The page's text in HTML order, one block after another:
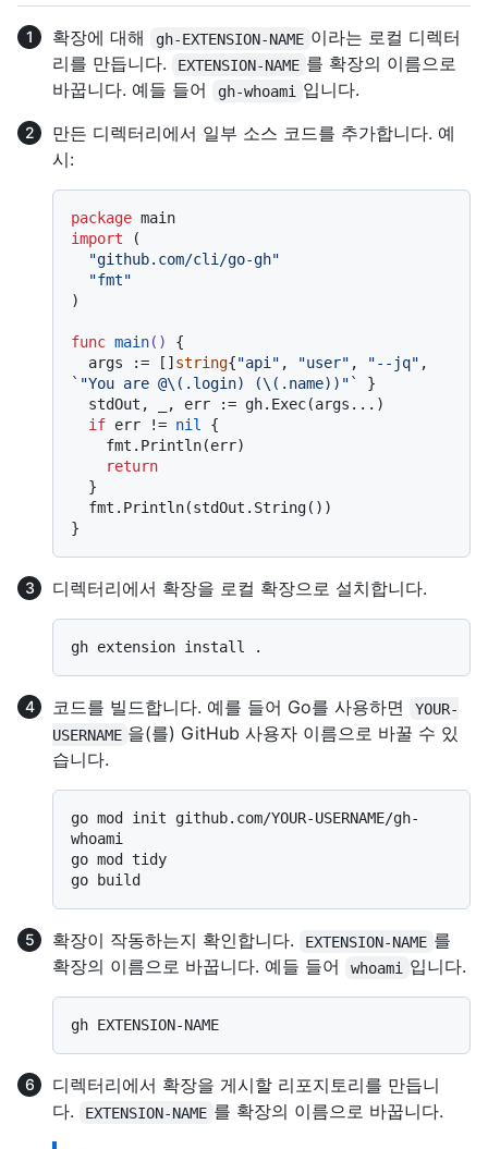
확장에 대해 gh-EXTENSION-NAME 이라는 로컬 디렉터
리를 만듭니다.
EXTENSION-NAME 를 확장의 이름으로
바꿉니다. 예들 들어
gh-whoami
입니다.
만든 디렉터리에서 일부 소스 코드를 추가합니다. 예
시:
package
import (
"github.com/cli/go-gh"
"fmt"
)
func main()
{
  args := []
string{"api" , "user" , "--jq"
`"You are @\(.login) (\(.name))"`
}
if err != nil {
return
디렉터리에서 확장을 로컬 확장으로 설치합니다.
코드를 빌드합니다. 예를 들어 Go를 사용하면
YOUR-
USERNAME 을(를) GitHub 사용자 이름으로 바꿀 수 있
습니다.
go mod init github.com/YOUR-USERNAME/gh-
whoami
go mod tidy
확장이 작동하는지 확인합니다. EXTENSION-NAME 를
확장의 이름으로 바꿉니다. 예들 들어
whoami 입니다.
디렉터리에서 확장을 게시할 리포지토리를 만듭니
다.
EXTENSION-NAME 를 확장의 이름으로 바꿉니다.